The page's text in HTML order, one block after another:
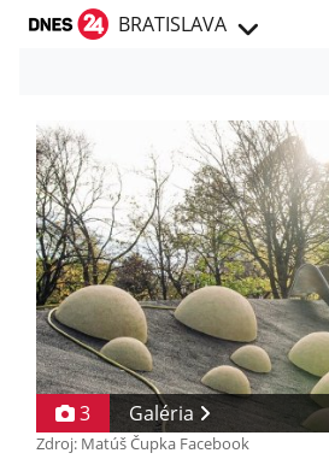
BRATISLAVA
3 Galéria
Zdroj: Matúš Čupka Facebook